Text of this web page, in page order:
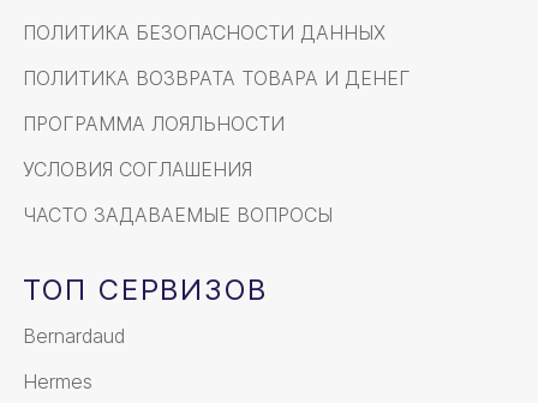
ПОЛИТИКА БЕЗОПАСНОСТИ ДАННЫХ
ПОЛИТИКА ВОЗВРАТА ТОВАРА И ДЕНЕГ
ПРОГРАММА ЛОЯЛЬНОСТИ
УСЛОВИЯ СОГЛАШЕНИЯ
ЧАСТО ЗАДАВАЕМЫЕ ВОПРОСЫ
ТОП СЕРВИЗОВ
Bernardaud
Hermes